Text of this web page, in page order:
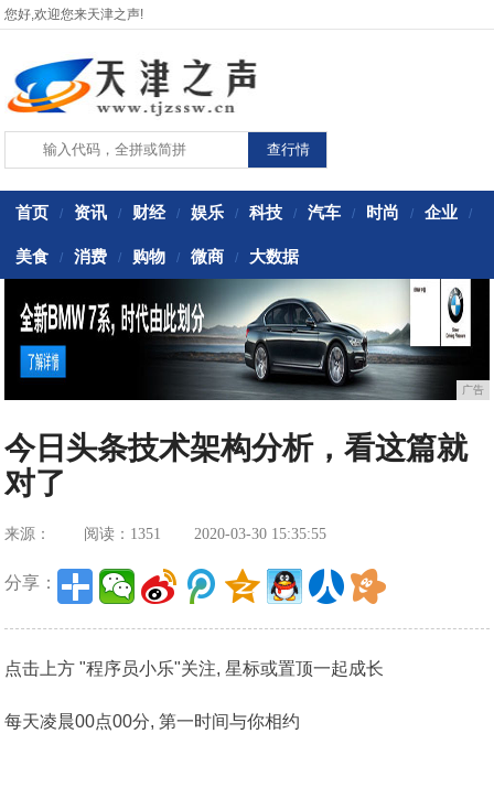
您好,欢迎您来天津之声!
首页 / 资讯 / 财经 / 娱乐 / 科技 / 汽车 / 时尚 / 企业 /
美食 / 消费 / 购物 / 微商 / 大数据
广告
今日头条技术架构分析，看这篇就
对了
来源： 阅读：1351 2020-03-30 15:35:55
分享：
点击上方 "程序员小乐"关注, 星标或置顶一起成长
每天凌晨00点00分, 第一时间与你相约